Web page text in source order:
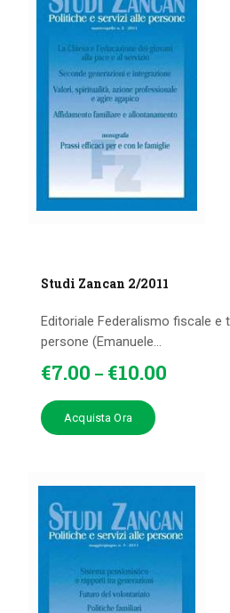
Studi Zancan 2/2011
Editoriale Federalismo fiscale e
persone (Emanuele...
€7.00 – €10.00
Acquista Ora